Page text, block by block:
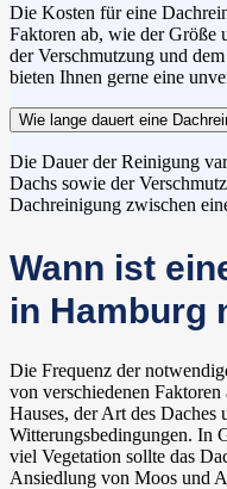
Die Kosten für eine
Faktoren ab, wie der Größe
der Verschmutzung und
bieten Ihnen gerne eine
Wie lange dauert eine
Die Dauer der Reinigung
Dachs sowie der
Dachreinigung zwischen
Wann ist
in Hamburg
Die Frequenz der
von verschiedenen
Hauses, der Art des Daches
Witterungsbedingungen. In
viel Vegetation sollte das
Ansiedlung von Moos und